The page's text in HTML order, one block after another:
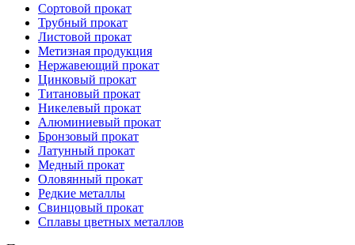
Сортовой прокат
Трубный прокат
Листовой прокат
Метизная продукция
Нержавеющий прокат
Цинковый прокат
Титановый прокат
Никелевый прокат
Алюминиевый прокат
Бронзовый прокат
Латунный прокат
Медный прокат
Оловянный прокат
Редкие металлы
Свинцовый прокат
Сплавы цветных металлов